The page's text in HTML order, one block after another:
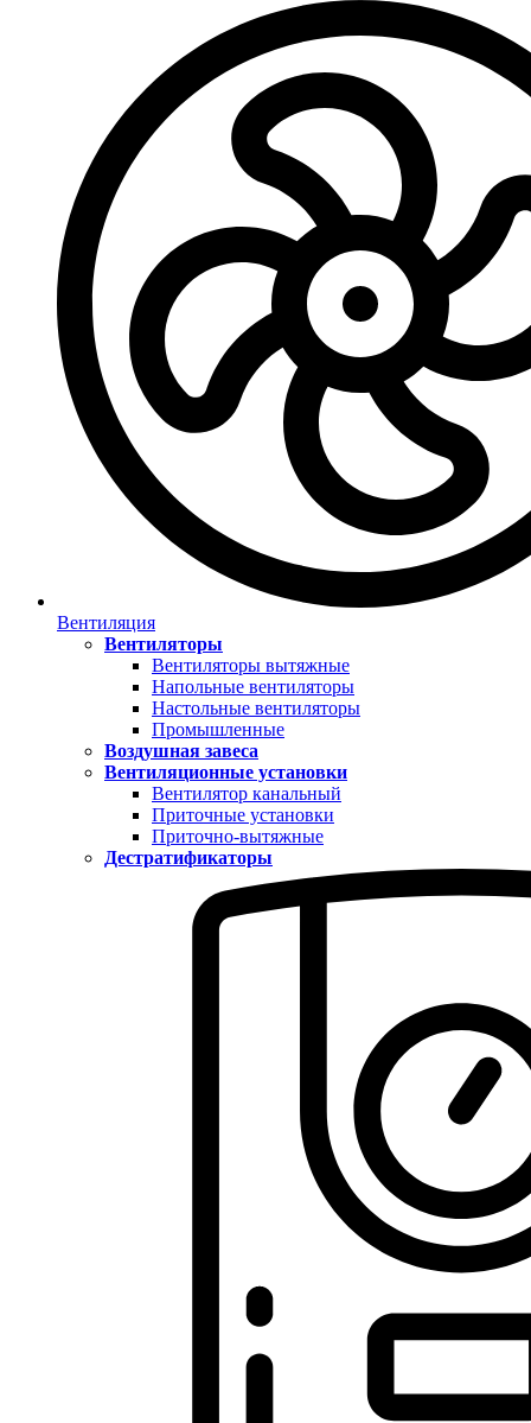
Вентиляция
Вентиляторы
Вентиляторы вытяжные
Напольные вентиляторы
Настольные вентиляторы
Промышленные
Воздушная завеса
Вентиляционные установки
Вентилятор канальный
Приточные установки
Приточно-вытяжные
Дестратификаторы